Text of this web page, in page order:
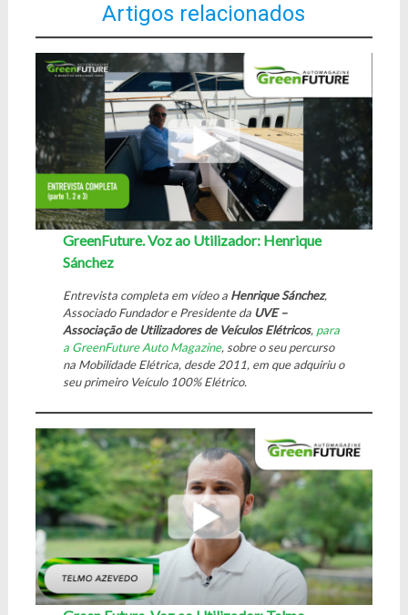
Artigos relacionados
GreenFuture. Voz ao Utilizador: Henrique
Sánchez
Entrevista completa em vídeo a Henrique Sánchez,
Associado Fundador e Presidente da UVE –
Associação de Utilizadores de Veículos Elétricos, para
a GreenFuture Auto Magazine, sobre o seu percurso
na Mobilidade Elétrica, desde 2011, em que adquiriu o
seu primeiro Veículo 100% Elétrico.